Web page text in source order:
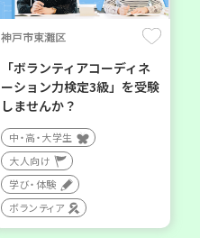
神戸市東灘区
「ボランティアコーディネ
ーション力検定3級」を受験
しませんか？
中・高・大学生
大人向け
学び・体験
ボランティア